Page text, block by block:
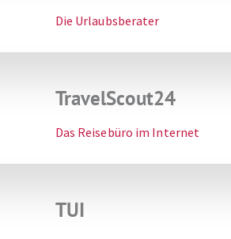
Die Urlaubsberater
TravelScout24
Das Reisebüro im Internet
TUI